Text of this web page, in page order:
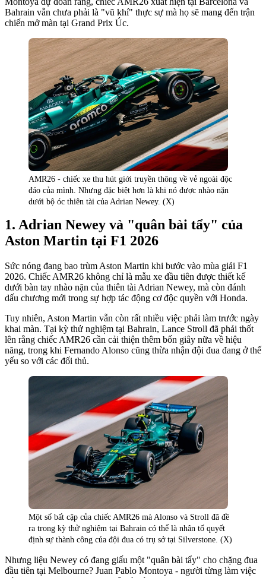
Bahrain vẫn chưa phải là "vũ khí" thực sự mà họ sẽ mang đến trận
chiến mở màn tại Grand Prix Úc.
AMR26 - chiếc xe thu hút giới truyền thông về vẻ ngoài độc
đáo của mình. Nhưng đặc biệt hơn là khi nó được nhào nặn
dưới bộ óc thiên tài của Adrian Newey. (X)
Adrian Newey và "quân bài tẩy" của
Aston Martin tại F1 2026
Sức nóng đang bao trùm Aston Martin khi bước vào mùa giải F1
2026. Chiếc AMR26 không chỉ là mẫu xe đầu tiên được thiết kế
dưới bàn tay nhào nặn của thiên tài Adrian Newey, mà còn đánh
dấu chương mới trong sự hợp tác động cơ độc quyền với Honda.
Tuy nhiên, Aston Martin vẫn còn rất nhiều việc phải làm trước ngày
khai màn. Tại kỳ thử nghiệm tại Bahrain, Lance Stroll đã phải thốt
lên rằng chiếc AMR26 cần cải thiện thêm bốn giây nữa về hiệu
năng, trong khi Fernando Alonso cũng thừa nhận đội đua đang ở thế
yếu so với các đối thủ.
Một số bất cập của chiếc AMR26 mà Alonso và Stroll đã đề
ra trong kỳ thử nghiệm tại Bahrain có thể là nhân tố quyết
định sự thành công của đội đua có trụ sở tại Silverstone. (X)
Nhưng liệu Newey có đang giấu một "quân bài tẩy" cho chặng đua
đầu tiên tại Melbourne? Juan Pablo Montoya - người từng làm việc